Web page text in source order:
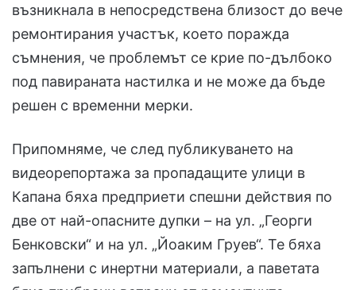
възникнала в непосредствена близост до вече
ремонтирания участък, което поражда
съмнения, че проблемът се крие по-дълбоко
под павираната настилка и не може да бъде
решен с временни мерки.
Припомняме, че след публикуването на
видеорепортажа за пропадащите улици в
Капана бяха предприети спешни действия по
две от най-опасните дупки – на ул. „Георги
Бенковски“ и на ул. „Йоаким Груев“. Те бяха
запълнени с инертни материали, а паветата